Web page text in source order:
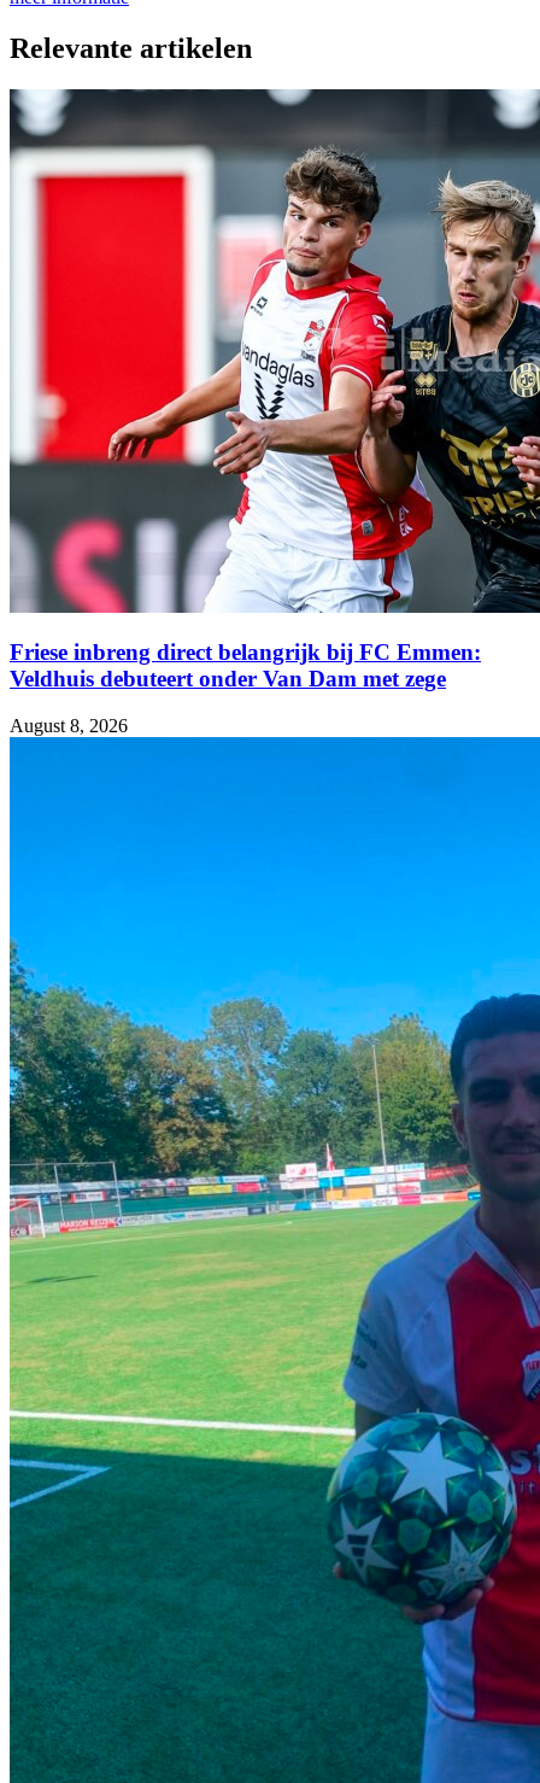
Relevante artikelen
Friese inbreng direct belangrijk bij FC Emmen:
Veldhuis debuteert onder Van Dam met zege
August 8, 2026